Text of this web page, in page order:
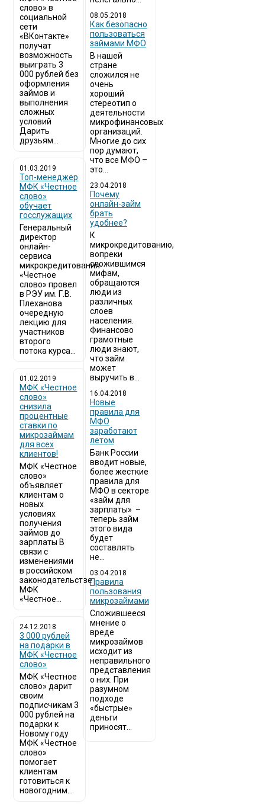
слово» в
социальной
сети
«ВКонтакте»
получат
возможность
выиграть 3
000 рублей без
оформления
займов и
выполнения
сложных
условий
Дарить
друзьям...
01.03.2019
Топ-менеджер
МФК «Честное
слово»
обучает
госслужащих
Генеральный
директор
онлайн-
сервиса
микрокредитования
«Честное
слово» провел
в РЭУ им. Г.В.
Плеханова
очередную
лекцию для
участников
второго
потока курса...
01.02.2019
МФК «Честное
слово»
снизила
процентные
ставки по
микрозаймам
для всех
клиентов!
МФК «Честное
слово»
объявляет
клиентам о
новых
условиях
получения
займов до
зарплаты В
связи с
изменениями
в российском
законодательстве
МФК
«Честное...
24.12.2018
3 000 рублей
на подарки в
МФК «Честное
слово»
МФК «Честное
слово» дарит
своим
подписчикам 3
000 рублей на
подарки к
Новому году
МФК «Честное
слово»
помогает
клиентам
готовиться к
новогодним...
08.05.2018
Как безопасно
пользоваться
займами МФО
В нашей
стране
сложился не
очень
хороший
стереотип о
деятельности
микрофинансовых
организаций.
Многие до сих
пор думают,
что все МФО –
это...
23.04.2018
Почему
онлайн-займ
брать
удобнее?
К
микрокредитованию,
вопреки
сложившимся
мифам,
обращаются
люди из
различных
слоев
населения.
Финансово
грамотные
люди знают,
что займ
может
выручить в...
16.04.2018
Новые
правила для
МФО
заработают
летом
Банк России
вводит новые,
более жесткие
правила для
МФО в секторе
«займ для
зарплаты» –
теперь займ
этого вида
будет
составлять
не...
03.04.2018
​Правила
пользования
микрозаймами
Сложившееся
мнение о
вреде
микрозаймов
исходит из
неправильного
представления
о них. При
разумном
подходе
«быстрые»
деньги
приносят...